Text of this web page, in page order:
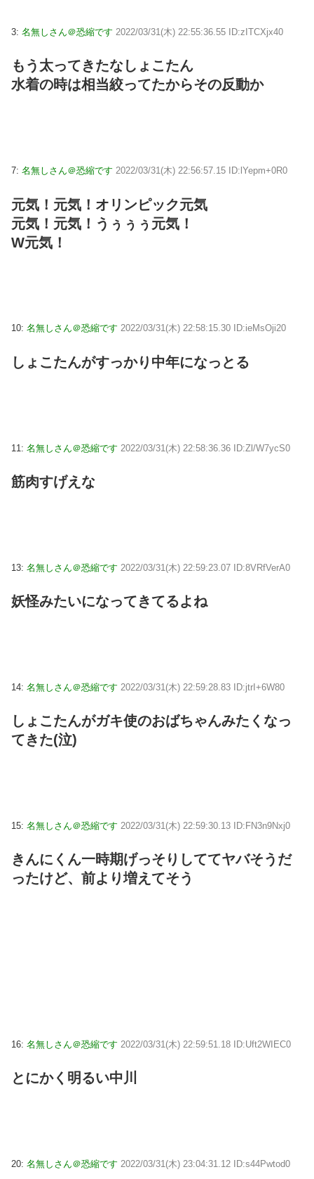
3: 名無しさん＠恐縮です 2022/03/31(木) 22:55:36.55 ID:zITCXjx40
もう太ってきたなしょこたん
水着の時は相当絞ってたからその反動か
7: 名無しさん＠恐縮です 2022/03/31(木) 22:56:57.15 ID:lYepm+0R0
元気！元気！オリンピック元気
元気！元気！うぅぅぅ元気！
W元気！
10: 名無しさん＠恐縮です 2022/03/31(木) 22:58:15.30 ID:ieMsOji20
しょこたんがすっかり中年になっとる
11: 名無しさん＠恐縮です 2022/03/31(木) 22:58:36.36 ID:Zl/W7ycS0
筋肉すげえな
13: 名無しさん＠恐縮です 2022/03/31(木) 22:59:23.07 ID:8VRfVerA0
妖怪みたいになってきてるよね
14: 名無しさん＠恐縮です 2022/03/31(木) 22:59:28.83 ID:jtrI+6W80
しょこたんがガキ使のおばちゃんみたくなっ
てきた(泣)
15: 名無しさん＠恐縮です 2022/03/31(木) 22:59:30.13 ID:FN3n9Nxj0
きんにくん一時期げっそりしててヤバそうだ
ったけど、前より増えてそう
16: 名無しさん＠恐縮です 2022/03/31(木) 22:59:51.18 ID:Uft2WIEC0
とにかく明るい中川
20: 名無しさん＠恐縮です 2022/03/31(木) 23:04:31.12 ID:s44Pwtod0